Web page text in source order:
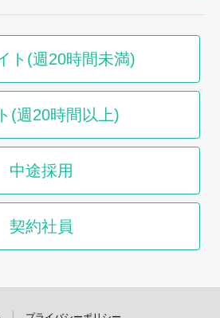
ト(週20時間未満)
(週20時間以上)
中途採用
契約社員